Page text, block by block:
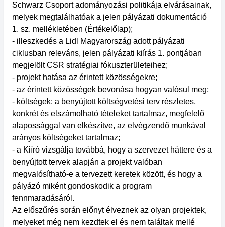
Schwarz Csoport adományozási politikája elvárásainak,
melyek megtalálhatóak a jelen pályázati dokumentáció
1. sz. mellékletében (Értékelőlap);
- illeszkedés a Lidl Magyarország adott pályázati
ciklusban releváns, jelen pályázati kiírás 1. pontjában
megjelölt CSR stratégiai fókuszterületeihez;
- projekt hatása az érintett közösségekre;
- az érintett közösségek bevonása hogyan valósul meg;
- költségek: a benyújtott költségvetési terv részletes,
konkrét és elszámolható tételeket tartalmaz, megfelelő
alapossággal van elkészítve, az elvégzendő munkával
arányos költségeket tartalmaz;
- a Kiíró vizsgálja továbbá, hogy a szervezet háttere és a
benyújtott tervek alapján a projekt valóban
megvalósítható-e a tervezett keretek között, és hogy a
pályázó miként gondoskodik a program
fennmaradásáról.
Az előszűrés során előnyt élveznek az olyan projektek,
melyeket még nem kezdtek el és nem találtak mellé